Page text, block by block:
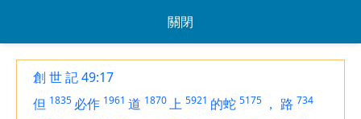
關閉
創 世 記 49:17
但 1835 必作 1961 道 1870上 5921 的蛇 5175 ， 路 734